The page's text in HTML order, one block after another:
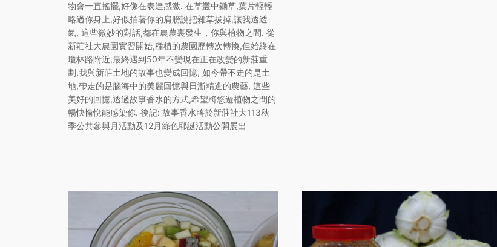
物會一直搖擺,好像在表達感激. 在草叢中鋤草,葉片輕輕
略過你身上,好似拍著你的肩膀說把雜草拔掉,讓我透透
氣, 這些微妙的對話,都在農農裏發生，你與植物之間. 從
新莊社大農園實習開始,種植的農園歷轉次轉換,但始終在
瓊林路附近,最終遇到50年不變現在正在改變的新莊重
劃,我與新莊土地的故事也變成回憶, 如今帶不走的是土
地,帶走的是腦海中的美麗回憶與日漸精進的農藝, 這些
美好的回憶,透過故事香水的方式,希望將悠遊植物之間的
暢快愉悅能感染你. 後記: 故事香水將於新莊社大113秋
季公共參與月活動及12月綠色耶誕活動公開展出